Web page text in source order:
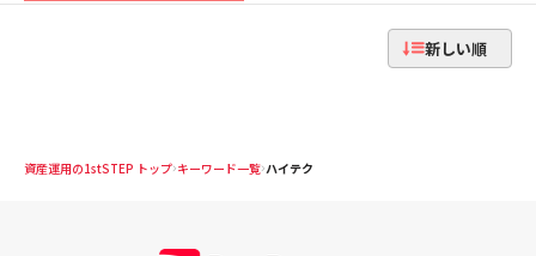
新しい順
資産運用の1stSTEP トップ キーワード一覧 ハイテク